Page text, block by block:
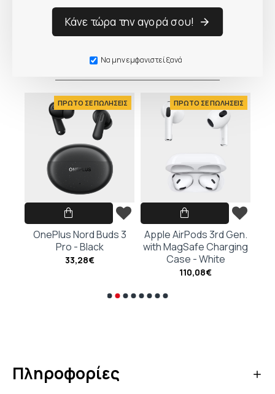
Κάνε τώρα την αγορά σου!
Να μην εμφανιστεί ξανά
Ο Κόσμος προτίμησε
ΠΡΩΤΟ ΣΕ ΠΩΛΗΣΕΙΣ
OnePlus Nord Buds 3
Pro - Black
33,28€
ΠΡΩΤΟ ΣΕ ΠΩΛΗΣΕΙΣ
Apple AirPods 3rd Gen.
with MagSafe Charging
Case - White
110,08€
Πληροφορίες